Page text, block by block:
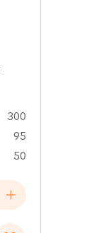
300
95
50